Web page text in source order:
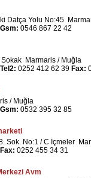
Datça Yolu No:45
Gsm: 0546 867 22 42
Sokak Marmaris / Muğla
Tel2: 0252 412 62 39 Fax:
/ Muğla
Gsm: 0532 395 32 85
Sok. No:1 / C İçmeler
Fax: 0252 455 34 31
Avm